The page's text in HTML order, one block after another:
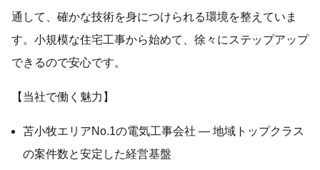
通して、確かな技術を身につけられる環境を整えていま
す。小規模な住宅工事から始めて、徐々にステップアップ
できるので安心です。
【当社で働く魅力】
苫小牧エリアNo.1の電気工事会社 — 地域トップクラス
の案件数と安定した経営基盤